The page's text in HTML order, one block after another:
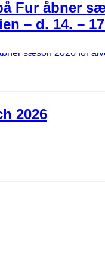
Fur åbner
– d. 14. –
2026